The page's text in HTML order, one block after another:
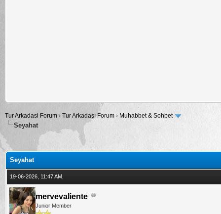
Tur Arkadasi Forum › Tur Arkadaşı Forum › Muhabbet & Sohbet
Seyahat
0
Seyahat
19-06-2026, 11:47 AM,
mervevaliente
Junior Member